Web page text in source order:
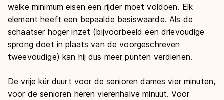
welke minimum eisen een rijder moet voldoen. Elk
element heeft een bepaalde basiswaarde. Als de
schaatser hoger inzet (bijvoorbeeld een drievoudige
sprong doet in plaats van de voorgeschreven
tweevoudige) kan hij dus meer punten verdienen.
De vrije kür duurt voor de senioren dames vier minuten,
voor de senioren heren vierenhalve minuut. Voor